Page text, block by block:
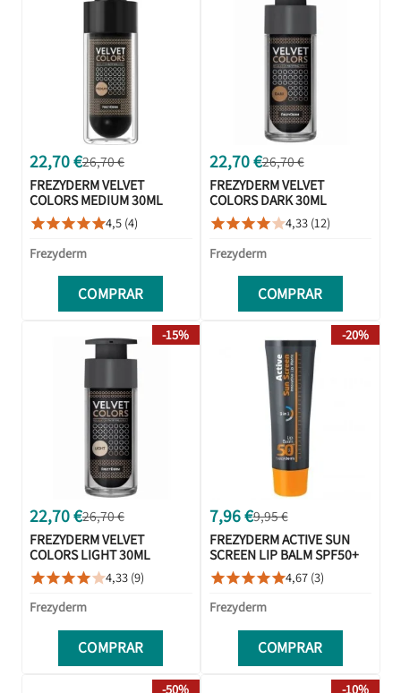
22,70 €26,70 €
FREZYDERM VELVET
COLORS MEDIUM 30ML
4,5 (4)
Frezyderm
COMPRAR
22,70 €26,70 €
FREZYDERM VELVET
COLORS DARK 30ML
4,33 (12)
Frezyderm
COMPRAR
22,70 €26,70 €
FREZYDERM VELVET
COLORS LIGHT 30ML
4,33 (9)
Frezyderm
COMPRAR
-15%
7,96 €9,95 €
FREZYDERM ACTIVE SUN
SCREEN LIP BALM SPF50+
15ML
4,67 (3)
Frezyderm
COMPRAR
-20%
-50%
-10%